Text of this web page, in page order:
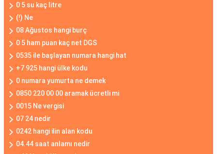
0 5 su kaç litre
(!) Ne
08 Ağustos hangi burç
0 5 ham puan kaç net DGS
0535 ile başlayan numara hangi hat
+7 925 hangi ülke kodu
0 numara yumurta ne demek
0850 220 00 00 aramak ücretli mi
0015 Ne vergisi
07 24 nedir
0242 hangi ilin alan kodu
04.44 saat anlamı nedir